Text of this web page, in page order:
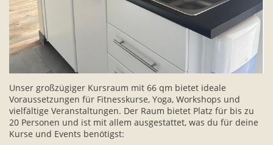
Unser großzügiger Kursraum mit 66 qm bietet ideale
Voraussetzungen für Fitnesskurse, Yoga, Workshops und
vielfältige Veranstaltungen. Der Raum bietet Platz für bis zu
20 Personen und ist mit allem ausgestattet, was du für deine
Kurse und Events benötigst: